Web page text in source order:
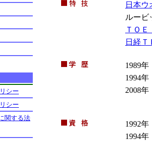
日本ウ
ルービ
ＴＯＥ
日経Ｔ
1989年
1994年
2008年
1992年
1994年